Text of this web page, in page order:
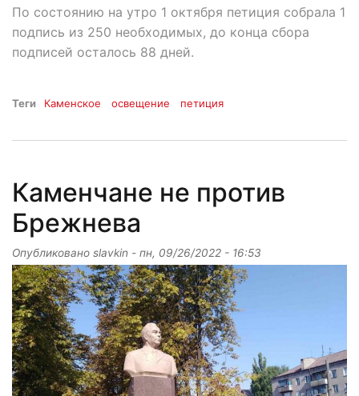
По состоянию на утро 1 октября петиция собрала 1
подпись из 250 необходимых, до конца сбора
подписей осталось 88 дней.
Теги Каменское освещение петиция
Каменчане не против
Брежнева
Опубликовано slavkin - пн, 09/26/2022 - 16:53